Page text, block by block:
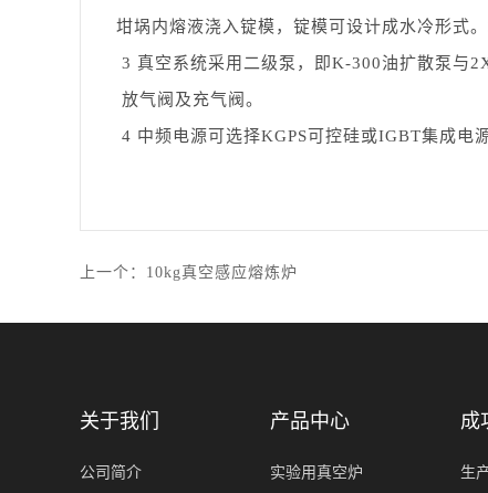
坩埚内熔液浇入锭模，锭模可设计成水冷形式
3 真空系统采用二级泵，即K-300油扩散泵与
放气阀及充气阀。
4 中频电源可选择KGPS可控硅或IGBT集成电
上一个： 10kg真空感应熔炼炉
关于我们
公司简介
产品中心
实验用真空炉
成
生